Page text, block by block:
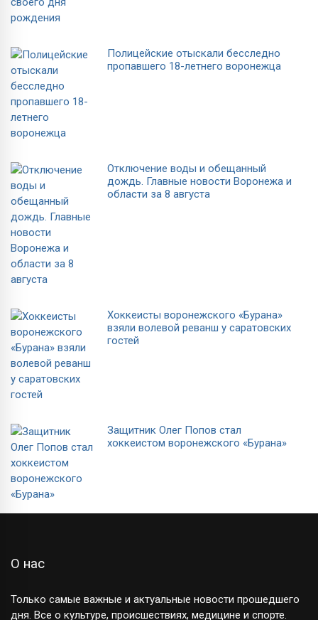
Полицейские отыскали бесследно
пропавшего 18-летнего воронежца
Отключение воды и обещанный
дождь. Главные новости Воронежа и
области за 8 августа
Хоккеисты воронежского «Бурана»
взяли волевой реванш у саратовских
гостей
Защитник Олег Попов стал
хоккеистом воронежского «Бурана»
О нас
Только самые важные и актуальные новости прошедшего
дня. Все о культуре, происшествиях, медицине и спорте.